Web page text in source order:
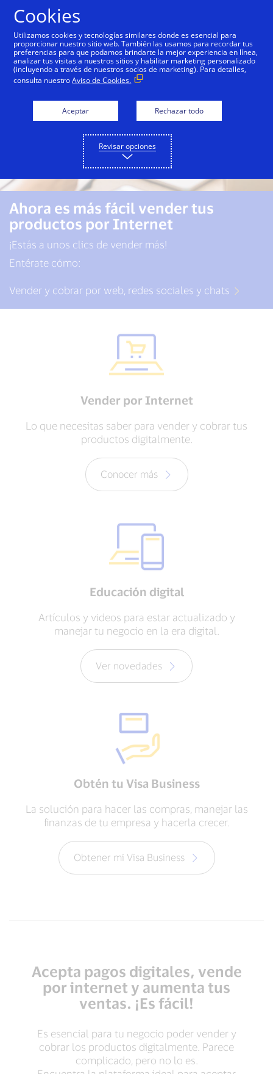
Ahora es más fácil vender tus
productos por Internet
¡Estás a unos clics de vender más!
Entérate cómo:
Vender y cobrar por web, redes sociales y chats
Vender por Internet
Lo que necesitas saber para vender y cobrar tus
productos digitalmente.
Conocer más
Educación digital
Artículos y videos para estar actualizado y
manejar tu negocio en la era digital.
Ver novedades
Obtén tu Visa Business
La solución para hacer las compras, manejar las
finanzas de tu empresa y hacerla crecer.
Obtener mi Visa Business
Acepta pagos digitales, vende
por internet y aumenta tus
ventas. ¡Es fácil!
Es esencial para tu negocio poder vender y
cobrar los productos digitalmente. Parece
complicado, pero no lo es.
Cookies
Utilizamos cookies y tecnologías similares donde es esencial para
proporcionar nuestro sitio web. También las usamos para recordar tus
preferencias para que podamos brindarte la mejor experiencia en línea,
analizar tus visitas a nuestros sitios y habilitar marketing personalizado
(incluyendo a través de nuestros socios de marketing). Para detalles,
consulta nuestroAviso de Cookies.
Aceptar Rechazar todo
Revisar opciones